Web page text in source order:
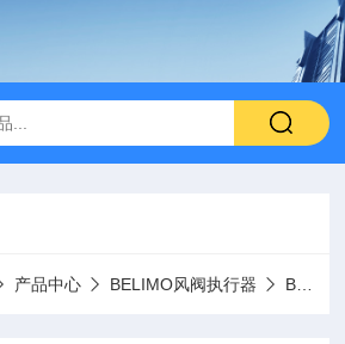
产品中心 BELIMO风阀执行器 BELIMO驱动器LMQ24A-SR